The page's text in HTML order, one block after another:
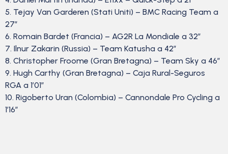
5. Tejay Van Garderen (Stati Uniti) – BMC Racing Team a
27″
6. Romain Bardet (Francia) – AG2R La Mondiale a 32″
7. Ilnur Zakarin (Russia) – Team Katusha a 42″
8. Christopher Froome (Gran Bretagna) – Team Sky a 46″
9. Hugh Carthy (Gran Bretagna) – Caja Rural-Seguros
RGA a 1’01”
10. Rigoberto Uran (Colombia) – Cannondale Pro Cycling a
1’16”